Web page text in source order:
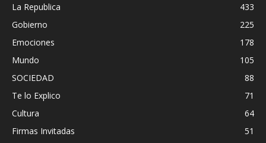
La Republica
433
Gobierno
225
Emociones
178
Mundo
105
SOCIEDAD
88
Te lo Explico
71
Cultura
64
Firmas Invitadas
51